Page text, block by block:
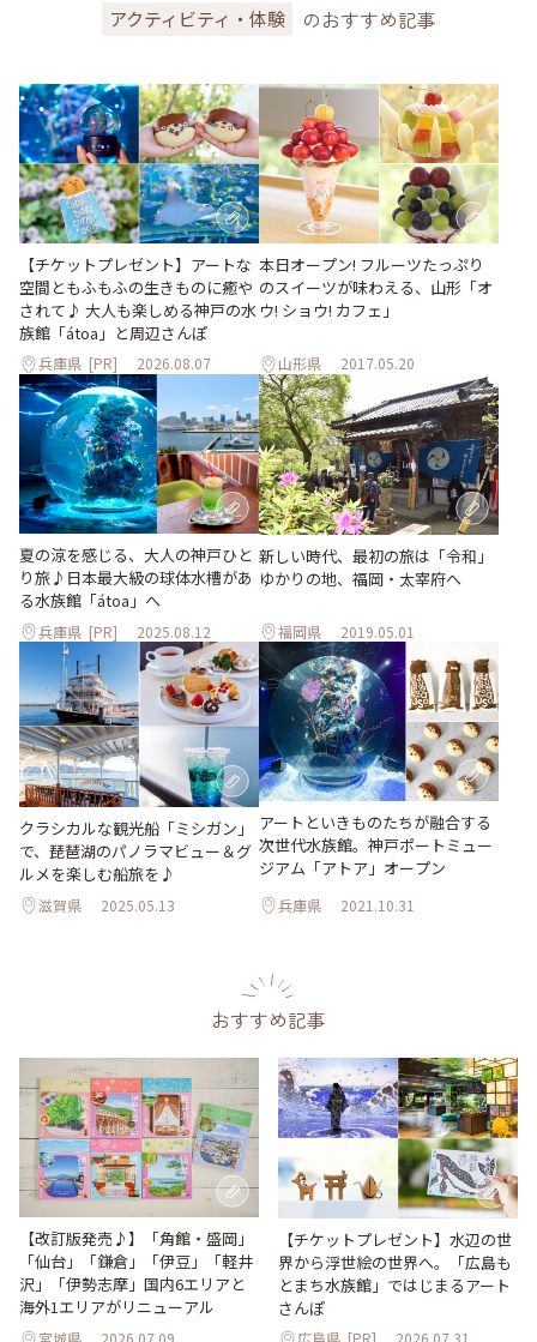
アクティビティ・体験 のおすすめ記事
【チケットプレゼント】アートな
空間ともふもふの生きものに癒や
されて♪ 大人も楽しめる神戸の水
族館「átoa」と周辺さんぽ
兵庫県 [PR] 2026.08.07
本日オープン! フルーツたっぷり
のスイーツが味わえる、山形「オ
ウ! ショウ! カフェ」
山形県 2017.05.20
夏の涼を感じる、大人の神戸ひと
り旅♪日本最大級の球体水槽があ
る水族館「átoa」へ
兵庫県 [PR] 2025.08.12
新しい時代、最初の旅は「令和」
ゆかりの地、福岡・太宰府へ
福岡県 2019.05.01
クラシカルな観光船「ミシガン」
で、琵琶湖のパノラマビュー＆グ
ルメを楽しむ船旅を♪
滋賀県 2025.05.13
アートといきものたちが融合する
次世代水族館。神戸ポートミュー
ジアム「アトア」オープン
兵庫県 2021.10.31
おすすめ記事
【改訂版発売♪】「角館・盛岡」
「仙台」「鎌倉」「伊豆」「軽井
沢」「伊勢志摩」国内6エリアと
海外1エリアがリニューアル
【チケットプレゼント】水辺の世
界から浮世絵の世界へ。「広島も
とまち水族館」ではじまるアート
さんぽ